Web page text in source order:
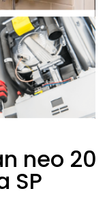
neo 20
SP